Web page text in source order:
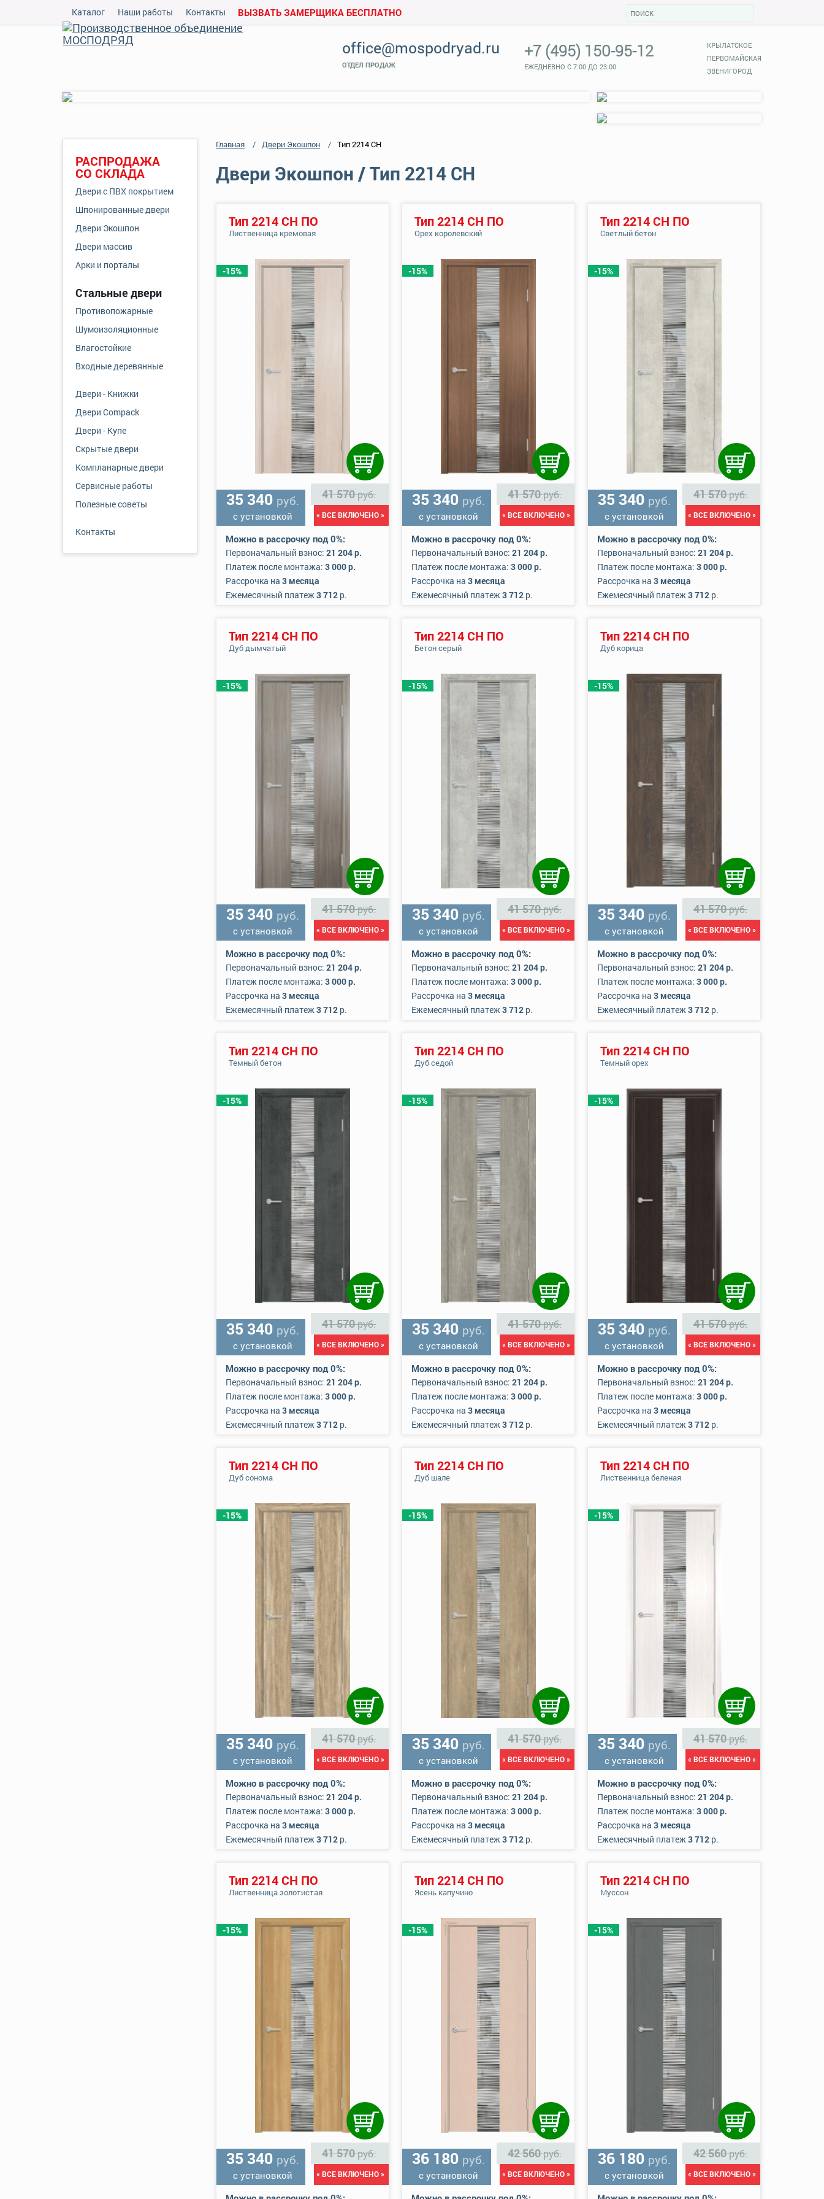
Каталог Наши работы Контакты ВЫЗВАТЬ ЗАМЕРЩИКА БЕСПЛАТНО
КРЫЛАТСКОЕ
ПЕРВОМАЙСКАЯ
ЗВЕНИГОРОД
+7 (495) 150-95-12
ЕЖЕДНЕВНО С 7:00 ДО 23:00
office@mospodryad.ru
ОТДЕЛ ПРОДАЖ
РАСПРОДАЖА
СО СКЛАДА
Двери с ПВХ покрытием
Шпонированные двери
Двери Экошпон
Двери массив
Арки и порталы
Стальные двери
Противопожарные
Шумоизоляционные
Влагостойкие
Входные деревянные
Двери - Книжки
Двери Compack
Двери - Купе
Скрытые двери
Компланарные двери
Сервисные работы
Полезные советы
Контакты
Главная Двери Экошпон Тип 2214 СН
Двери Экошпон / Тип 2214 СН
-15%
Тип 2214 СН ПО
Лиственница кремовая
35 340 руб.
с установкой
41 570руб.
« ВСЕ ВКЛЮЧЕНО »
Можно в рассрочку под 0%:
Первоначальный взнос: 21 204 р.
Платеж после монтажа: 3 000 р.
Рассрочка на 3 месяца
Ежемесячный платеж3 712 р.
-15%
Тип 2214 СН ПО
Орех королевский
35 340 руб.
с установкой
41 570руб.
« ВСЕ ВКЛЮЧЕНО »
Можно в рассрочку под 0%:
Первоначальный взнос: 21 204 р.
Платеж после монтажа: 3 000 р.
Рассрочка на 3 месяца
Ежемесячный платеж3 712 р.
-15%
Тип 2214 СН ПО
Светлый бетон
35 340 руб.
с установкой
41 570руб.
« ВСЕ ВКЛЮЧЕНО »
Можно в рассрочку под 0%:
Первоначальный взнос: 21 204 р.
Платеж после монтажа: 3 000 р.
Рассрочка на 3 месяца
Ежемесячный платеж3 712 р.
-15%
Тип 2214 СН ПО
Дуб дымчатый
35 340 руб.
с установкой
41 570руб.
« ВСЕ ВКЛЮЧЕНО »
Можно в рассрочку под 0%:
Первоначальный взнос: 21 204 р.
Платеж после монтажа: 3 000 р.
Рассрочка на 3 месяца
Ежемесячный платеж3 712 р.
-15%
Тип 2214 СН ПО
Бетон серый
35 340 руб.
с установкой
41 570руб.
« ВСЕ ВКЛЮЧЕНО »
Можно в рассрочку под 0%:
Первоначальный взнос: 21 204 р.
Платеж после монтажа: 3 000 р.
Рассрочка на 3 месяца
Ежемесячный платеж3 712 р.
-15%
Тип 2214 СН ПО
Дуб корица
35 340 руб.
с установкой
41 570руб.
« ВСЕ ВКЛЮЧЕНО »
Можно в рассрочку под 0%:
Первоначальный взнос: 21 204 р.
Платеж после монтажа: 3 000 р.
Рассрочка на 3 месяца
Ежемесячный платеж3 712 р.
-15%
Тип 2214 СН ПО
Темный бетон
35 340 руб.
с установкой
41 570руб.
« ВСЕ ВКЛЮЧЕНО »
Можно в рассрочку под 0%:
Первоначальный взнос: 21 204 р.
Платеж после монтажа: 3 000 р.
Рассрочка на 3 месяца
Ежемесячный платеж3 712 р.
-15%
Тип 2214 СН ПО
Дуб седой
35 340 руб.
с установкой
41 570руб.
« ВСЕ ВКЛЮЧЕНО »
Можно в рассрочку под 0%:
Первоначальный взнос: 21 204 р.
Платеж после монтажа: 3 000 р.
Рассрочка на 3 месяца
Ежемесячный платеж3 712 р.
-15%
Тип 2214 СН ПО
Темный орех
35 340 руб.
с установкой
41 570руб.
« ВСЕ ВКЛЮЧЕНО »
Можно в рассрочку под 0%:
Первоначальный взнос: 21 204 р.
Платеж после монтажа: 3 000 р.
Рассрочка на 3 месяца
Ежемесячный платеж3 712 р.
-15%
Тип 2214 СН ПО
Дуб сонома
35 340 руб.
с установкой
41 570руб.
« ВСЕ ВКЛЮЧЕНО »
Можно в рассрочку под 0%:
Первоначальный взнос: 21 204 р.
Платеж после монтажа: 3 000 р.
Рассрочка на 3 месяца
Ежемесячный платеж3 712 р.
-15%
Тип 2214 СН ПО
Дуб шале
35 340 руб.
с установкой
41 570руб.
« ВСЕ ВКЛЮЧЕНО »
Можно в рассрочку под 0%:
Первоначальный взнос: 21 204 р.
Платеж после монтажа: 3 000 р.
Рассрочка на 3 месяца
Ежемесячный платеж3 712 р.
-15%
Тип 2214 СН ПО
Лиственница беленая
35 340 руб.
с установкой
41 570руб.
« ВСЕ ВКЛЮЧЕНО »
Можно в рассрочку под 0%:
Первоначальный взнос: 21 204 р.
Платеж после монтажа: 3 000 р.
Рассрочка на 3 месяца
Ежемесячный платеж3 712 р.
-15%
Тип 2214 СН ПО
Лиственница золотистая
35 340 руб.
с установкой
41 570руб.
« ВСЕ ВКЛЮЧЕНО »
-15%
Тип 2214 СН ПО
Ясень капучино
36 180 руб.
с установкой
42 560руб.
« ВСЕ ВКЛЮЧЕНО »
-15%
Тип 2214 СН ПО
Муссон
36 180 руб.
с установкой
42 560руб.
« ВСЕ ВКЛЮЧЕНО »